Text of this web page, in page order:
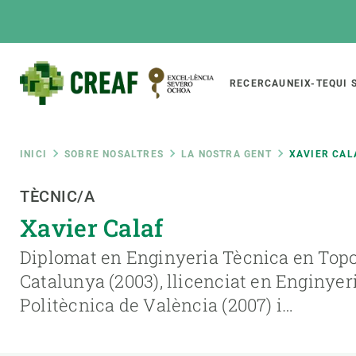
Main
RECERCAUNEIX-TEQUI
Fil
d'ariadna
INICI SOBRE NOSALTRES LA NOSTRA GENT XAVIER
TÈCNIC/A
Xavier Calaf
Diplomat en Enginyeria Tècnica en
Catalunya (2003), llicenciat en
Politècnica de València (2007) i…
Featured
responsive
INTRANET
Responsive
menu
SOBRE NOSALTRES
El Centre
Organització institucional
Transparència
Directori de
Biodiversitat
Canvi global